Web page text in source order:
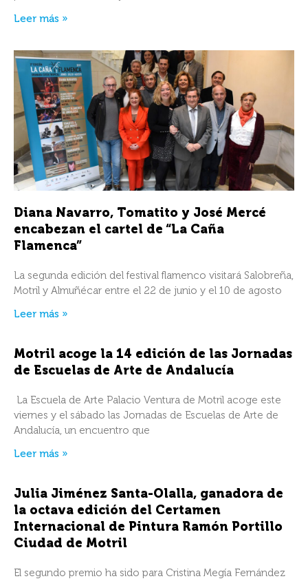
Leer más »
Diana Navarro, Tomatito y José Mercé
encabezan el cartel de “La Caña
Flamenca”
La segunda edición del festival flamenco visitará Salobreña,
Motril y Almuñécar entre el 22 de junio y el 10 de agosto
Leer más »
Motril acoge la 14 edición de las Jornadas
de Escuelas de Arte de Andalucía
La Escuela de Arte Palacio Ventura de Motril acoge este
viernes y el sábado las Jornadas de Escuelas de Arte de
Andalucía, un encuentro que
Leer más »
Julia Jiménez Santa-Olalla, ganadora de
la octava edición del Certamen
Internacional de Pintura Ramón Portillo
Ciudad de Motril
El segundo premio ha sido para Cristina Megía Fernández